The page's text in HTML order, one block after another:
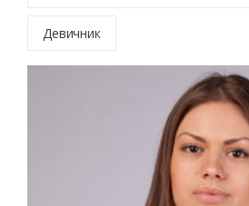
Девичник